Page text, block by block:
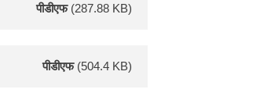
पीडीएफ(287.88 KB)
पीडीएफ(504.4 KB)